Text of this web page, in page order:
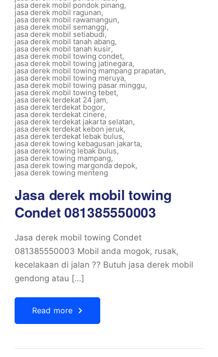
jasa derek mobil pondok pinang,
jasa derek mobil ragunan,
jasa derek mobil rawamangun,
jasa derek mobil semanggi,
jasa derek mobil setiabudi,
jasa derek mobil tanah abang,
jasa derek mobil tanah kusir,
jasa derek mobil towing condet,
jasa derek mobil towing jatinegara,
jasa derek mobil towing mampang prapatan,
jasa derek mobil towing meruya,
jasa derek mobil towing pasar minggu,
jasa derek mobil towing tebet,
jasa derek terdekat 24 jam,
jasa derek terdekat bogor,
jasa derek terdekat cinere,
jasa derek terdekat jakarta selatan,
jasa derek terdekat kebon jeruk,
jasa derek terdekat lebak bulus,
jasa derek towing kebagusan jakarta,
jasa derek towing lebak bulus,
jasa derek towing mampang,
jasa derek towing margonda depok,
jasa derek towing menteng
Jasa derek mobil towing
Condet 081385550003
Jasa derek mobil towing Condet
081385550003 Mobil anda mogok, rusak,
kecelakaan di jalan ?? Butuh jasa derek mobil
gendong atau […]
Read more